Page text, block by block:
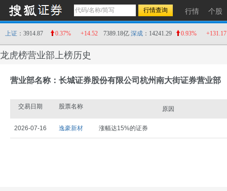
行情 个股
上证 ：3914.87 0.37% +14.52 7389.18亿 深成 ：14241.29 0.93% +131.17
龙虎榜营业部上榜历史
营业部名称：长城证券股份有限公司杭州南大街证券营业部
交易日期 股票名称 原因
2026-07-16 逸豪新材 涨幅达15%的证券